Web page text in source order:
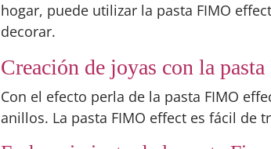
hogar, puede utilizar la pasta FIMO
decorar.
Creación de joyas con la
Con el efecto perla de la pasta FIMO
anillos. La pasta FIMO effect es fácil de